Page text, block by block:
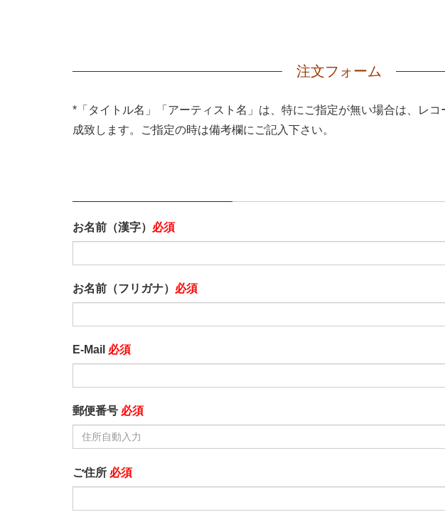
注文フォーム
*「タイトル名」「アーティスト名」は、特にご指定が無い場合は、レ
成致します。ご指定の時は備考欄にご記入下さい。
お名前（漢字） 必須
お名前（フリガナ） 必須
E-Mail 必須
郵便番号 必須
ご住所 必須